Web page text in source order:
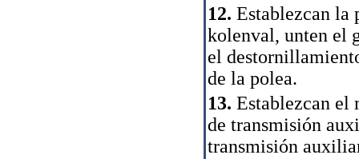
12. Establezcan la
kolenval, unten el
el
de la polea.
13. Establezcan el
de transmisión
transmisión